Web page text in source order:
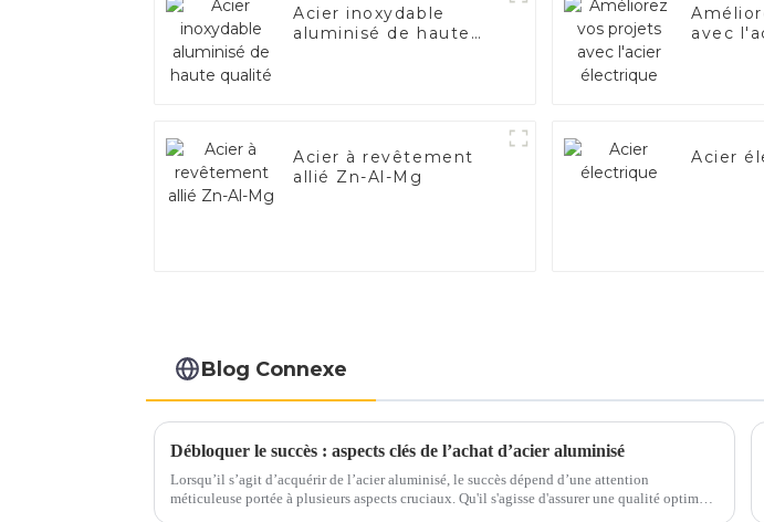
Acier inoxydable
aluminisé de haute
avec
Acier à revêtement
allié Zn-Al-Mg
Acier
Blog Connexe
Débloquer le succès : aspects clés de l’achat d’acier aluminisé
Lorsqu’il s’agit d’acquérir de l’acier aluminisé, le succès dépend d’une attention
méticuleuse portée à plusieurs aspects cruciaux. Qu'il s'agisse d'assurer une qualité optimale